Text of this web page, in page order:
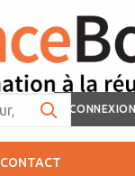
CONNEXION
CONTACT